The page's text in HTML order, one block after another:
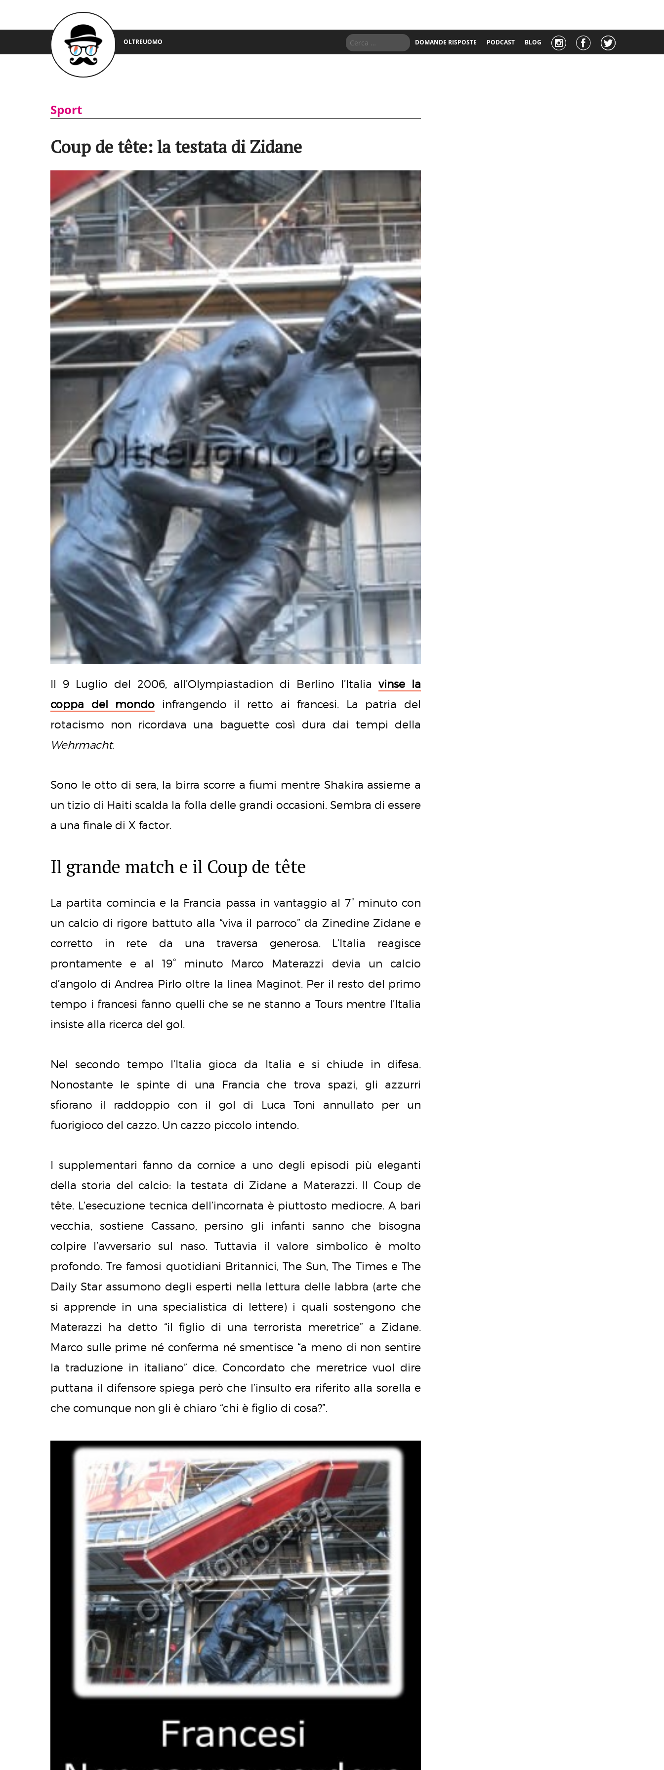
OLTREUOMO DOMANDE RISPOSTE PODCAST BLOG
Sport
Coup de tête: la testata di Zidane
Il 9 Luglio del 2006, all’Olympiastadion di Berlino l’Italia vinse la
coppa del mondo infrangendo il retto ai francesi. La patria del
rotacismo non ricordava una baguette così dura dai tempi della
Wehrmacht.
Sono le otto di sera, la birra scorre a fiumi mentre Shakira assieme a
un tizio di Haiti scalda la folla delle grandi occasioni. Sembra di essere
a una finale di X factor.
Il grande match e il Coup de tête
La partita comincia e la Francia passa in vantaggio al 7° minuto con
un calcio di rigore battuto alla “viva il parroco” da Zinedine Zidane e
corretto in rete da una traversa generosa. L’Italia reagisce
prontamente e al 19° minuto Marco Materazzi devia un calcio
d’angolo di Andrea Pirlo oltre la linea Maginot. Per il resto del primo
tempo i francesi fanno quelli che se ne stanno a Tours mentre l’Italia
insiste alla ricerca del gol.
Nel secondo tempo l’Italia gioca da Italia e si chiude in difesa.
Nonostante le spinte di una Francia che trova spazi, gli azzurri
sfiorano il raddoppio con il gol di Luca Toni annullato per un
fuorigioco del cazzo. Un cazzo piccolo intendo.
I supplementari fanno da cornice a uno degli episodi più eleganti
della storia del calcio: la testata di Zidane a Materazzi. Il Coup de
tête. L’esecuzione tecnica dell’incornata è piuttosto mediocre. A bari
vecchia, sostiene Cassano, persino gli infanti sanno che bisogna
colpire l’avversario sul naso. Tuttavia il valore simbolico è molto
profondo. Tre famosi quotidiani Britannici, The Sun, The Times e The
Daily Star assumono degli esperti nella lettura delle labbra (arte che
si apprende in una specialistica di lettere) i quali sostengono che
Materazzi ha detto “il figlio di una terrorista meretrice” a Zidane.
Marco sulle prime né conferma né smentisce “a meno di non sentire
la traduzione in italiano” dice. Concordato che meretrice vuol dire
puttana il difensore spiega però che l’insulto era riferito alla sorella e
che comunque non gli è chiaro “chi è figlio di cosa?”.